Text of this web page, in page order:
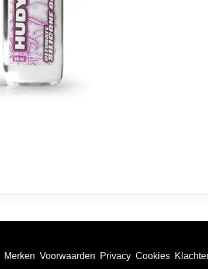
Merken Voorwaarden Privacy Cookies